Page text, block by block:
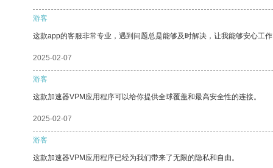
游客
这款app的客服非常专业，遇到问题总是能够及时解决，让我能够安心工
2025-02-07
游客
这款加速器VPM应用程序可以给你提供全球覆盖和最高安全性的连接。
2025-02-07
游客
这款加速器VPM应用程序已经为我们带来了无限的隐私和自由。